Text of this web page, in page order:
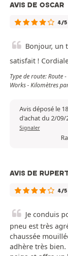
AVIS DE OSCAR
4/5
Bonjour, un
satisfait !
Type de route: Route
Works - Kilomètres
Avis déposé le
d'achat du 2/09/
Signaler
AVIS DE
4/5
Je conduis
pneu est très
chaussée
adhère très